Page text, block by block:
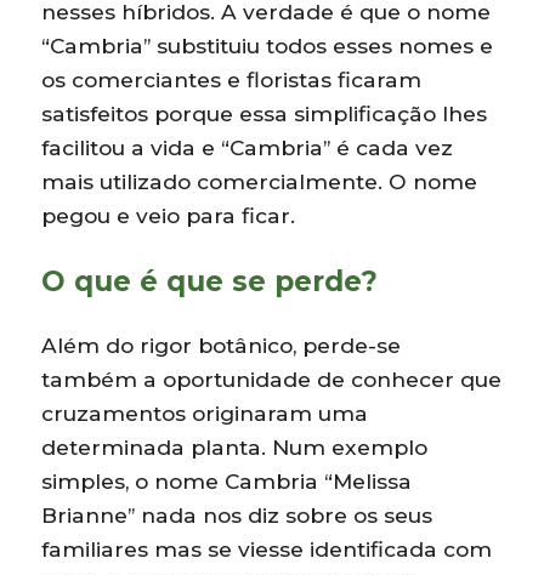
nesses híbridos. A verdade é que o nome
“Cambria” substituiu todos esses nomes e
os comerciantes e floristas ficaram
satisfeitos porque essa simplificação lhes
facilitou a vida e “Cambria” é cada vez
mais utilizado comercialmente. O nome
pegou e veio para ficar.
O que é que se perde?
Além do rigor botânico, perde-se
também a oportunidade de conhecer que
cruzamentos originaram uma
determinada planta. Num exemplo
simples, o nome Cambria “Melissa
Brianne” nada nos diz sobre os seus
familiares mas se viesse identificada com